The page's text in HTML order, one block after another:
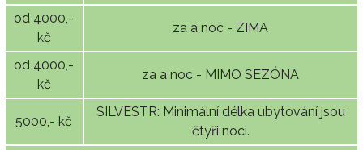
od 4000,-
kč
za a noc - ZIMA
od 4000,-
kč
za a noc - MIMO SEZÓNA
5000,- kč
SILVESTR: Minimální délka ubytování jsou
čtyři noci.